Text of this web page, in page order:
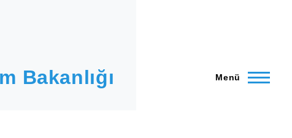
Bakanlığı Menü